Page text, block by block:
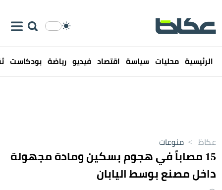
الرئيسية محليات سياسة اقتصاد فيديو رياضة بودكاست
عكاظ > منوعات
15 مصاباً في هجوم بسكين ومادة مجهولة
داخل مصنع بوسط اليابان